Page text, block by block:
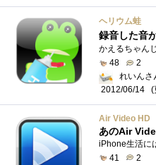
ヘリウム蛙
録音した音
48
2
れいんさ
2012/06/14
(
Air Video HD
あのAir
41
2